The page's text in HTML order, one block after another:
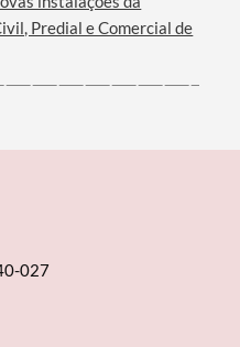
Predial e Comercial de
027